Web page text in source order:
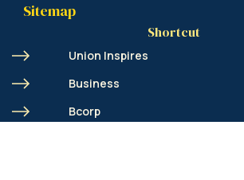
Sitemap
Shortcut
Union Inspires
Business
Bcorp